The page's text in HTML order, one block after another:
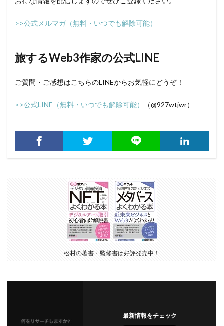
>>公式メルマガ（無料・いつでも解除可能）
旅するWeb3作家の公式LINE
ご質問・ご感想はこちらのLINEからお気軽にどうぞ！
>>公式LINE（無料・いつでも解除可能） （@927wtjwr）
松村の著書・監修書は好評発売中！
最新情報をチェック